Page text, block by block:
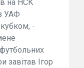
на НСК
УАФ
кубком, -
завітав Ігор